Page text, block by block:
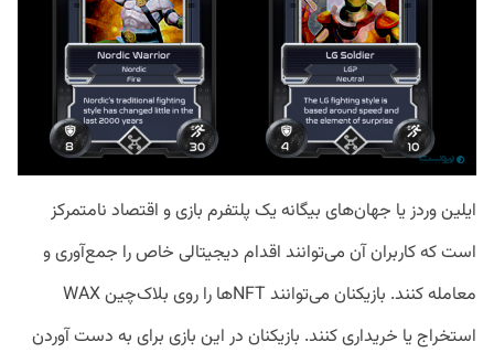
ایلین وردز یا جهان‌های بیگانه یک پلتفرم بازی و اقتصاد نامتمرکز
است که کاربران آن می‌توانند اقدام دیجیتالی خاص را جمع‌آوری و
معامله کنند. بازیکنان می‌توانند NFTها را روی بلاک‌چین WAX
استخراج یا خریداری کنند. بازیکنان در این بازی برای به دست آوردن